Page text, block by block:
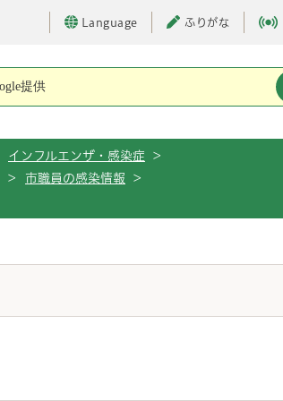
Language ふりがな
インフルエンザ・感染症
>
> 市職員の感染情報
>